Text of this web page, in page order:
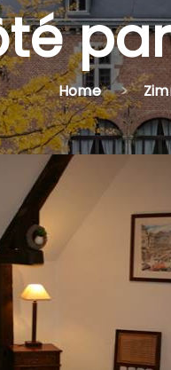
Home